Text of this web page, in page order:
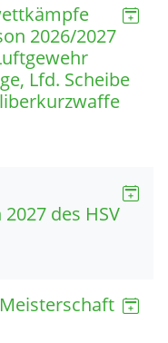
2026/2027
Lfd. Scheibe
des HSV